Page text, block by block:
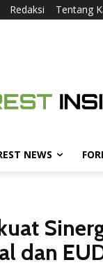
Redaksi Tentang
NEWS
dan